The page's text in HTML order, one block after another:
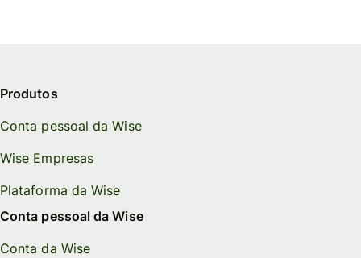
Produtos
Conta pessoal da Wise
Wise Empresas
Plataforma da Wise
Conta pessoal da Wise
Conta da Wise